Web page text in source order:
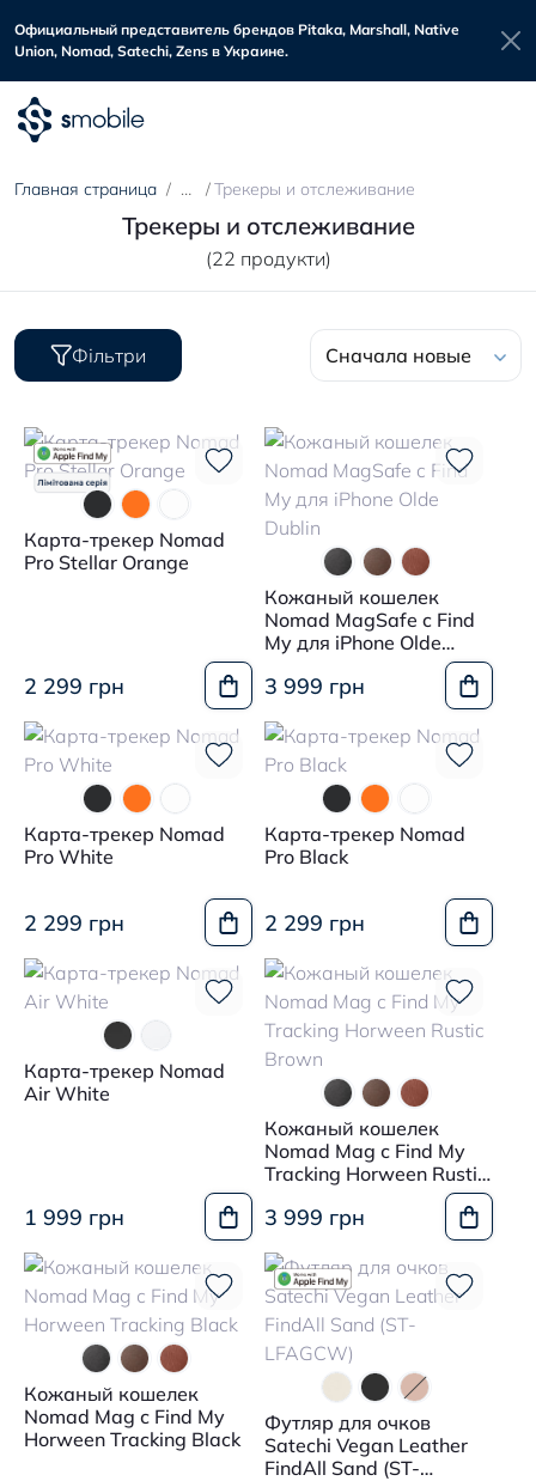
Официальный представитель брендов Pitaka, Marshall, Native
Union, Nomad, Satechi, Zens в Украине.
Главная страница Трекеры и отслеживание
Трекеры и отслеживание
(22 продукти)
Фільтри Сначала новые
Карта-трекер Nomad
Pro Stellar Orange
2 299 грн
Кожаный кошелек
Nomad MagSafe c Find
My для iPhone Olde
3 999 грн
Карта-трекер Nomad
Pro White
2 299 грн
Карта-трекер Nomad
Pro Black
2 299 грн
Карта-трекер Nomad
Air White
1 999 грн
Кожаный кошелек
Nomad Mag с Find My
Tracking Horween Rustic
3 999 грн
Кожаный кошелек
Nomad Mag с Find My
Horween Tracking Black
Футляр для очков
Satechi Vegan Leather
FindAll Sand (ST-